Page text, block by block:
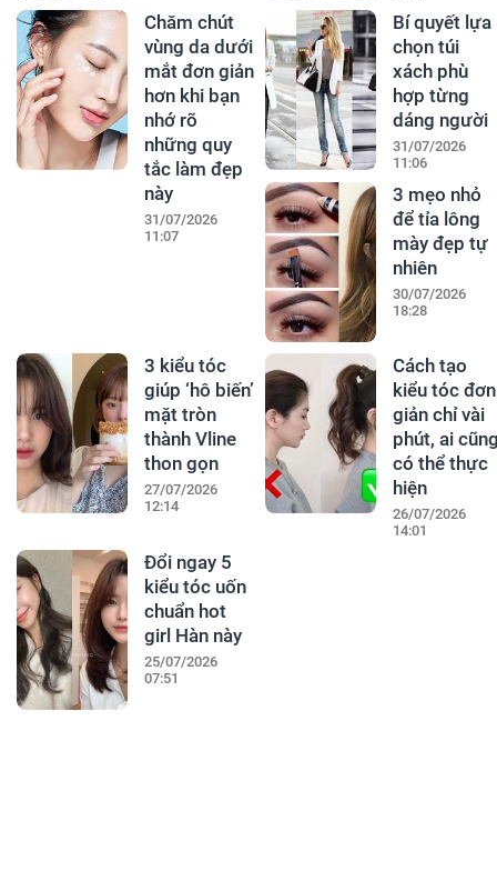
Chăm chút
vùng da dưới
mắt đơn giản
hơn khi bạn
nhớ rõ
những quy
tắc làm đẹp
này
31/07/2026
11:07
Bí quyết lựa
chọn túi
xách phù
hợp từng
dáng người
31/07/2026
11:06
3 mẹo nhỏ
để tỉa lông
mày đẹp tự
nhiên
30/07/2026
18:28
3 kiểu tóc
giúp ‘hô biến’
mặt tròn
thành Vline
thon gọn
27/07/2026
12:14
Cách tạo
kiểu tóc đơn
giản chỉ vài
phút, ai
có thể thực
hiện
26/07/2026
14:01
Đổi ngay 5
kiểu tóc uốn
chuẩn hot
girl Hàn này
25/07/2026
07:51